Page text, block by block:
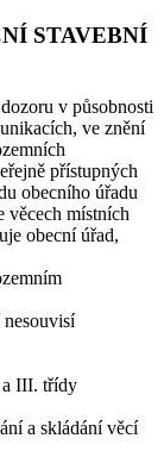
STAVEBNÍ
v působnosti
ve znění
přístupných
obecního úřadu
věcech místních
obecní úřad,
a III. třídy
a skládání věcí